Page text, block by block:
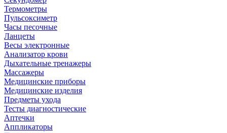
Термометры
Пульсоксиметр
Часы песочные
Ланцеты
Весы электронные
Анализатор крови
Дыхательные тренажеры
Массажеры
Медицинские приборы
Медицинские изделия
Предметы ухода
Тесты диагностические
Аптечки
Аппликаторы